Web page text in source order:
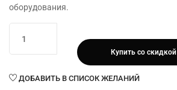
оборудования.
товара
Бумага
х
Купить со скидкой
ДОБАВИТЬ В СПИСОК ЖЕЛАНИЙ